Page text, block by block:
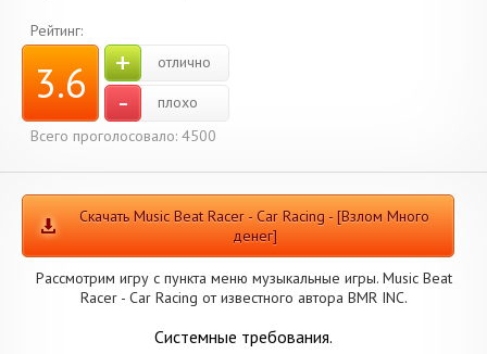
Рейтинг:
3.6 + отлично
-
плохо
Всего проголосовало: 4500
Скачать Music Beat Racer - Car Racing - [Взлом Много
денег]
Рассмотрим игру с пункта меню музыкальные игры. Music Beat
Racer - Car Racing от известного автора BMR INC.
Системные требования.